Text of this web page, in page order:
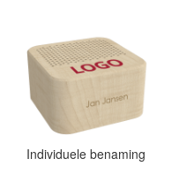
Individuele benaming